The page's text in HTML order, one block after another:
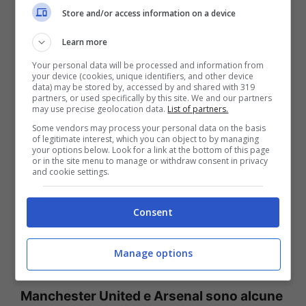
2012-2013 è ancora un perno del
centrocampo della sua Juve – Conte lo
sposta più avanti, posizionandolo dietro la
punta centrale: è un 4-5-1 con cui la Juve
chiude il campionato totalizzando 9
vittorie di fila e vincendo il secondo
scudetto consecutivo dominato sin
dall’inizio.
L’estate che segue per Marchisio è simile
a quella vissuta prima dell’arrivo di Conte,
quando sembrava con le valigie in mano
pronto a cambiare aria.Monaco,
Manchester United e Arsenal sono alcune
Store and/or access information on a device
Learn more
Your personal data will be processed and information from
your device (cookies, unique identifiers, and other device
data) may be stored by, accessed by and shared with 319
partners, or used specifically by this site. We and our partners
may use precise geolocation data. List of partners.
Some vendors may process your personal data on the basis
of legitimate interest, which you can object to by managing
your options below. Look for a link at the bottom of this page
or in the site menu to manage or withdraw consent in privacy
and cookie settings.
Consent
Manage options